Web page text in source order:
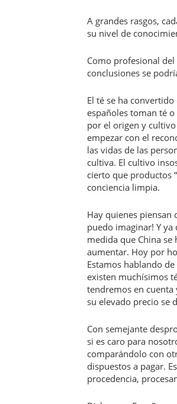
A grandes rasgos,
su nivel de
Como profesional
conclusiones se
El té se ha
españoles toman té
por el origen y
empezar con el
las vidas de las
cultiva. El cultivo
cierto que productos
conciencia limpia.
Hay quienes piensan
puedo imaginar! Y
medida que China
aumentar. Hoy por
Estamos hablando
existen muchísimos
tendremos en cuenta
su elevado precio se
Con semejante
si es caro para
comparándolo con
dispuestos a pagar.
procedencia,